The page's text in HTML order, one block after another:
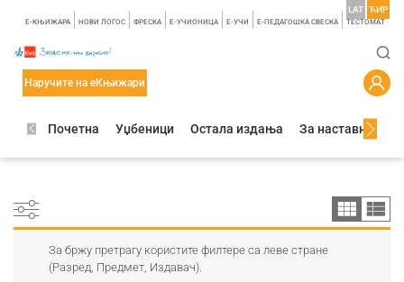
E-КЊИЖАРА НОВИ ЛОГОС ФРЕСКА E-УЧИОНИЦА E-УЧИ Е-ПЕДАГОШКА СВЕСКА TЕСТОМАТ
LAT ЋИР
Наручите на еКњижари
Почетна Уџбеници Остала издања За наставнике
За бржу претрагу користите филтере са леве стране
(Разред, Предмет, Издавач).